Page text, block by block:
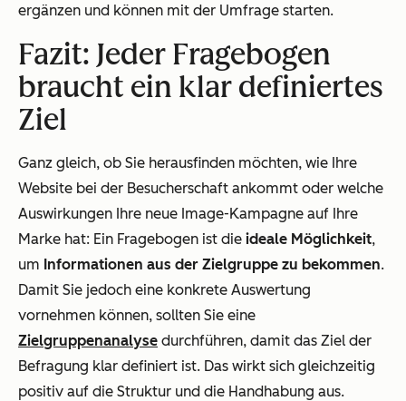
ergänzen und können mit der Umfrage starten.
Fazit: Jeder Fragebogen
braucht ein klar definiertes
Ziel
Ganz gleich, ob Sie herausfinden möchten, wie Ihre
Website bei der Besucherschaft ankommt oder welche
Auswirkungen Ihre neue Image-Kampagne auf Ihre
Marke hat: Ein Fragebogen ist die ideale Möglichkeit,
um Informationen aus der Zielgruppe zu bekommen.
Damit Sie jedoch eine konkrete Auswertung
vornehmen können, sollten Sie eine
Zielgruppenanalyse durchführen, damit das Ziel der
Befragung klar definiert ist. Das wirkt sich gleichzeitig
positiv auf die Struktur und die Handhabung aus.